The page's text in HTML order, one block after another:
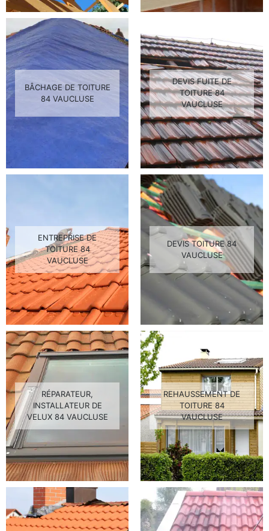
BÂCHAGE DE TOITURE
84 VAUCLUSE
DEVIS FUITE DE
TOITURE 84
VAUCLUSE
ENTREPRISE DE
TOITURE 84
VAUCLUSE
DEVIS TOITURE 84
VAUCLUSE
RÉPARATEUR,
INSTALLATEUR DE
VELUX 84 VAUCLUSE
REHAUSSEMENT DE
TOITURE 84
VAUCLUSE